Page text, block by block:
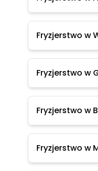
Fryzjerstwo w
Fryzjerstwo w
Fryzjerstwo w
Fryzjerstwo w